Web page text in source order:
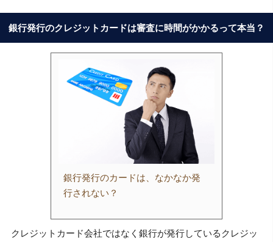
銀行発行のクレジットカードは審査に時間がかかるって本当？
銀行発行のカードは、なかなか発
行されない？
クレジットカード会社ではなく銀行が発行しているクレジッ